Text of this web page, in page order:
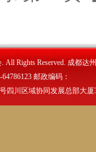
All Rights Reserved. 成都达
邮政编码：
四川区域协同发展总部大